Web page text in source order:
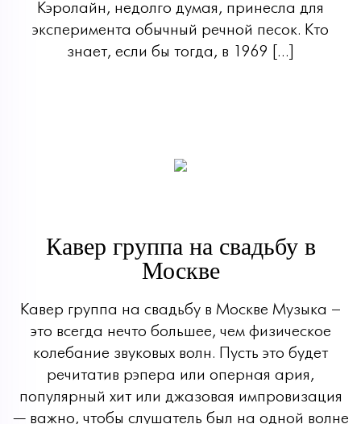
Кэролайн, недолго думая, принесла для
эксперимента обычный речной песок. Кто
знает, если бы тогда, в 1969 […]
Кавер группа на свадьбу в
Москве
Кавер группа на свадьбу в Москве Музыка –
это всегда нечто большее, чем физическое
колебание звуковых волн. Пусть это будет
речитатив рэпера или оперная ария,
популярный хит или джазовая импровизация
— важно, чтобы слушатель был на одной волне